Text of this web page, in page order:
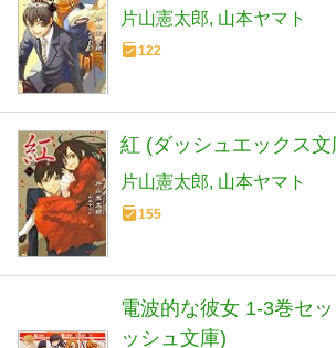
片山憲太郎 山本ヤマト
122
紅 (ダッシュエックス文
片山憲太郎 山本ヤマト
155
電波的な彼女 1-3巻セ
ッシュ文庫)